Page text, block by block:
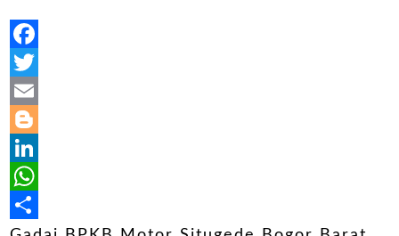
Facebook
Twitter
Email
Blogger
LinkedIn
WhatsApp